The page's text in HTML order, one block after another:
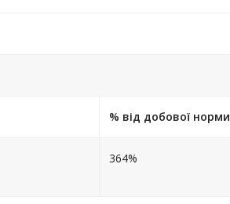
% від добової норми
364%